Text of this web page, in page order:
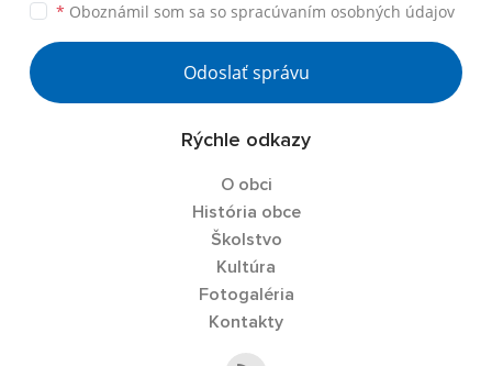
* Oboznámil som sa so spracúvaním osobných údajov
Odoslať správu
Rýchle odkazy
O obci
História obce
Školstvo
Kultúra
Fotogaléria
Kontakty